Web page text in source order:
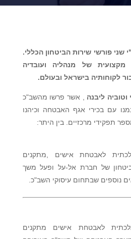
הוקמה ב-1994 ע"י שני פורשי שירות הביטחון הכללי.
של מנהליה ועובדיה
לקוחותיה בישראל ובעולם.
ליבנה
, אשר פרשו מהשב"כ
נמנו עם בכירי אגף האבטחה וכיהנו
תפקידי מרכזיים. בין היתר:
לאבטחת אישים ,מתקנים
של חברת אל-על ופעל משך
נוספים שבתחום עיסוקי השב"כ.
לאבטחת אישים מתקנים